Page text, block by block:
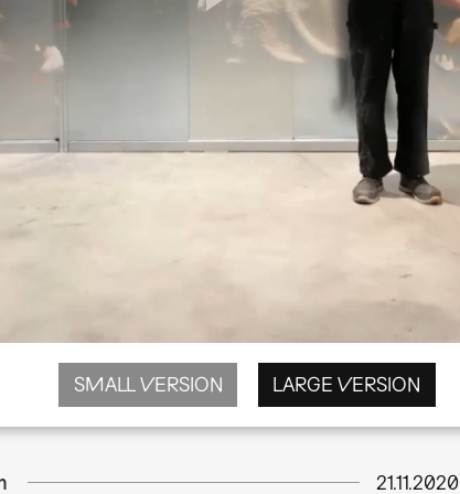
SMALL VERSION LARGE VERSION
21.11.2020